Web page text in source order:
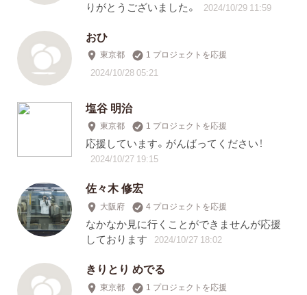
りがとうございました。 2024/10/29 11:59
おひ
東京都 1 プロジェクトを応援
2024/10/28 05:21
塩谷 明治
東京都 1 プロジェクトを応援
応援しています。がんばってください！
2024/10/27 19:15
佐々木 修宏
大阪府 4 プロジェクトを応援
なかなか見に行くことができませんが応援
しております
2024/10/27 18:02
きりとり めでる
東京都 1 プロジェクトを応援